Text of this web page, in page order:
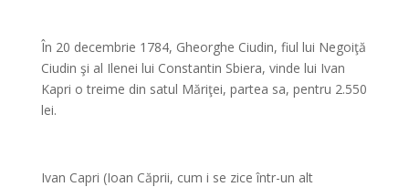
În 20 decembrie 1784, Gheorghe Ciudin, fiul lui Negoiţă
Ciudin şi al Ilenei lui Constantin Sbiera, vinde lui Ivan
Kapri o treime din satul Măriţei, partea sa, pentru 2.550
lei.
Ivan Capri (Ioan Căprii, cum i se zice într-un alt